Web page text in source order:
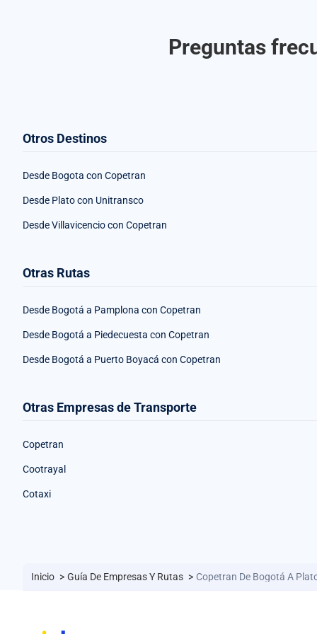
Preguntas
Otros Destinos
Desde Bogota con Copetran
Desde Plato con Unitransco
Desde Villavicencio con Copetran
Otras Rutas
Desde Bogotá a Pamplona con Copetran
Desde Bogotá a Piedecuesta con Copetran
Desde Bogotá a Puerto Boyacá con Copetran
Otras Empresas de Transporte
Copetran
Cootrayal
Cotaxi
Inicio > Guía De Empresas Y Rutas > Copetran De Bogotá A